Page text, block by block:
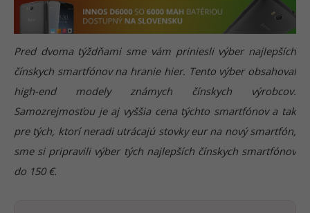
Pred dvoma týždňami sme vám priniesli výber najlepších
čínskych smartfónov na hranie hier. Tento výber obsahoval
high-end modely známych čínskych výrobcov.
Samozrejmosťou je aj vyššia cena týchto smartfónov a tak
pre tých, ktorí neradi utrácajú stovky eur na nový smartfón,
sme si pripravili výber tých najlepších čínskych smartfónov
do 150 €.